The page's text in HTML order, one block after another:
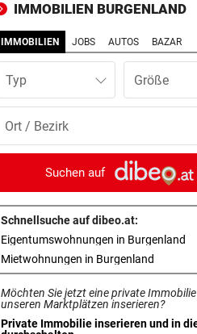
„SOS-Kinderdorf“
MANNINGER UNFALLSTELLE
„Wir sind froh, aber Alex
PROJEKT IN OHLSDORF vor
19 Hektar Wald gerodet:
jetzt ungültig?
„KRONE“-KOMMENTAR vor
Liebe Regierung, das ist jetzt
genug heiße Luft!
BIS 500 EURO GELDBUSSE vor 41
Wasser wird knapp: Jetzt
IMMOBILIEN BURGENLAND
IMMOBILIEN JOBS AUTOS BAZAR
Typ
Suchen auf
Schnellsuche auf dibeo.at:
Eigentumswohnungen in Burgenland
Mietwohnungen in Burgenland
Möchten Sie jetzt eine private
unseren Marktplätzen inserieren?
Private Immobilie inserieren und in